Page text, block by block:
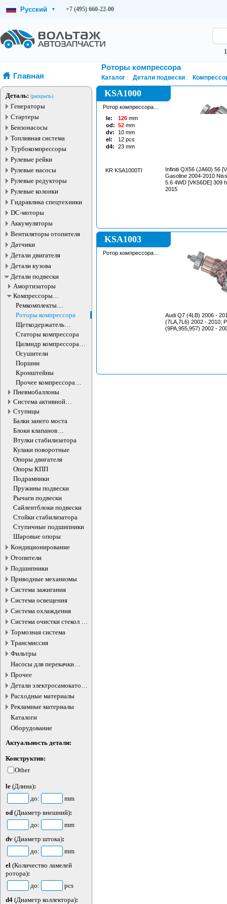
Русский ▾ +7 (495) 660-22-00
Главная
Деталь: (раскрыть)
Генераторы
Стартеры
Бензонасосы
Топливная система
Турбокомпрессоры
Рулевые рейки
Рулевые насосы
Рулевые редукторы
Рулевые колонки
Гидравлика спецтехники
DC-моторы
Аккумуляторы
Вентиляторы отопителя
Датчики
Детали двигателя
Детали кузова
Детали подвески
Амортизаторы
Компрессоры
пневмоподвески
Ремкомплекты
компрессора
пневмоподвески
Роторы компрессора
Щеткодержатель
компрессора
пневмоподвески
Статоры компрессора
Цилиндр компрессора
пневмоподвески
Осушители
Поршни
Кронштейны
Прочее компрессора
пневмоподвески
Пневмобаллоны
Система активной
стабилизации
Ступицы
Балки занего моста
Блоки клапанов
пневмоподвески
Втулки стабилизатора
Кулаки поворотные
Опоры двигателя
Опоры КПП
Подрамники
Пружины подвески
Рычаги подвески
Сайлентблоки подвески
Стойки стабилизатора
Ступичные подшипники
Шаровые опоры
Кондиционирование
Отопители
Подшипники
Приводные механизмы
Система зажигания
Система освещения
Система охлаждения
Система очистки стекол и
фар
Тормозная система
Трансмиссия
Фильтры
Насосы для перекачки
жидкостей
Прочее
Детали электросамокатов и
электротранспорта
Расходные материалы
Рекламные материалы
Каталоги
Оборудование
Актуальность детали:
Конструктив:
Other
le (Длина):
до:
mm
od (Диаметр внешний):
до:
mm
dv (Диаметр штока):
до:
mm
el (Количество ламелей
ротора):
до:
pcs
d4 (Диаметр коллектора):
Роторы компрессора
Каталог Детали подвески
KSA1000
Ротор компрессора
le:
126 mm
od: 52 mm
dv:
10 mm
el:
12 pcs
d4:
23 mm
KR KSA1000TI
Infiniti QX56 (JA60) 56
Gasoline 2004-2010
5.6 4WD [VK56DE] 309
2015
KSA1003
Ротор компрессора
Audi Q7 (4LB) 2006 -
(7LA,7L6) 2002 - 2010;
(9PA,955,957) 2002 -